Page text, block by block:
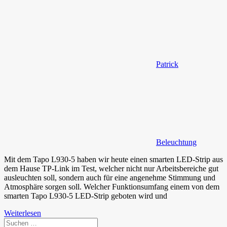
Patrick
Beleuchtung
Mit dem Tapo L930-5 haben wir heute einen smarten LED-Strip aus
dem Hause TP-Link im Test, welcher nicht nur Arbeitsbereiche gut
ausleuchten soll, sondern auch für eine angenehme Stimmung und
Atmosphäre sorgen soll. Welcher Funktionsumfang einem von dem
smarten Tapo L930-5 LED-Strip geboten wird und
Weiterlesen
Suchen